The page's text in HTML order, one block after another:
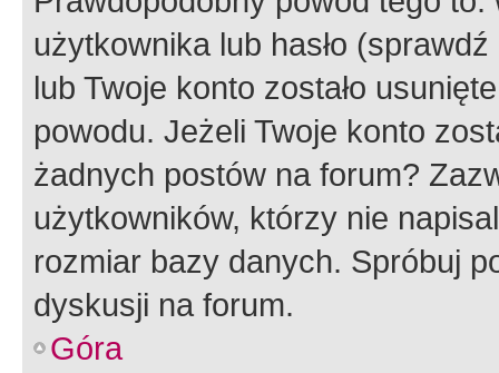
użytkownika lub hasło
lub Twoje konto zostało
powodu. Jeżeli Twoje konto
żadnych postów na forum?
użytkowników, którzy nie
rozmiar bazy danych. Spróbuj
dyskusji na forum.
Góra